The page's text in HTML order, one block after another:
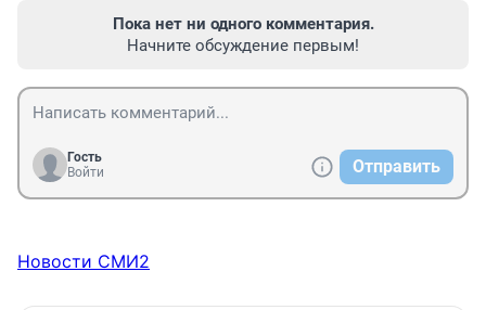
Пока нет ни одного комментария.
Начните обсуждение первым!
Гость
Войти
Отправить
Новости СМИ2